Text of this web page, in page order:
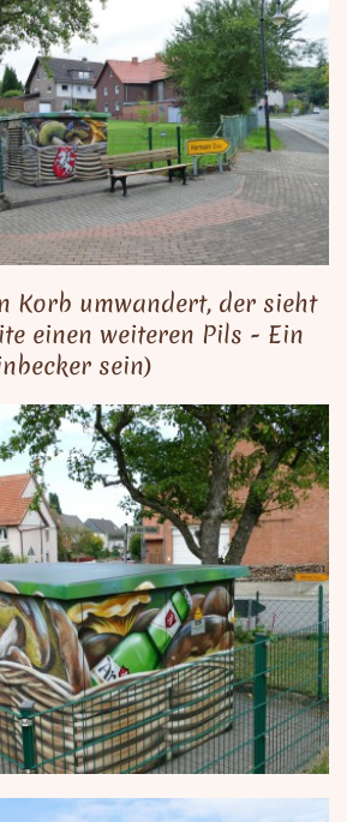
Korb umwandert, der sieht
einen weiteren Pils - Ein
sein)